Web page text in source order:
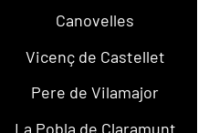
Canovelles
Vicenç de Castellet
Pere de Vilamajor
La Pobla de Claramunt